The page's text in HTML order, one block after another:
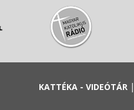
KATTÉKA - VIDEÓTÁR|